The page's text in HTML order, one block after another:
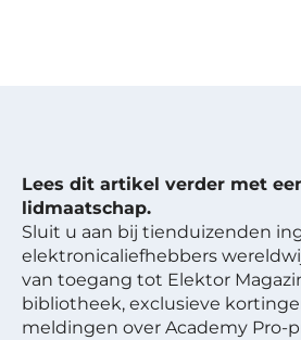
Lees dit artikel verder met
lidmaatschap.
Sluit u aan bij tienduizenden
elektronicaliefhebbers
van toegang tot Elektor
bibliotheek, exclusieve
meldingen over Academy Pro-